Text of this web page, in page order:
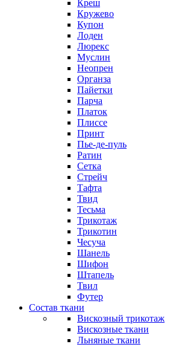
Креш
Кружево
Купон
Лоден
Люрекс
Муслин
Неопрен
Органза
Пайетки
Парча
Платок
Плиссе
Принт
Пье-де-пуль
Ратин
Сетка
Стрейч
Тафта
Твид
Тесьма
Трикотаж
Трикотин
Чесуча
Шанель
Шифон
Штапель
Твил
Футер
Состав ткани
Вискозный трикотаж
Вискозные ткани
Льняные ткани